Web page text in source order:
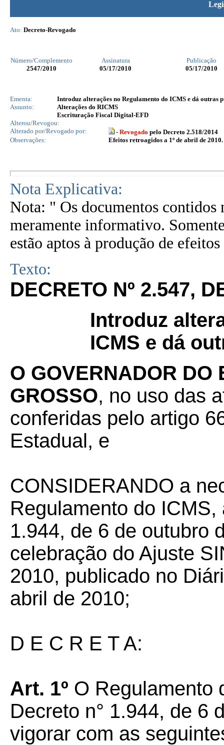
Ato: Decreto-Revogado
Número/Complemento Assinatura
Publicação
2547/2010 05/17/2010 05/17/2010
Ementa:
Introduz alterações no Regulamento do ICMS e dá outras
Assunto:
Alterações do RICMS
Escrituração Fiscal Digital-EFD
Alterou/Revogou:
Alterado por/Revogado por:
- Revogado pelo Decreto 2.518/2014
Observações:
Efeitos retroagidos a 1º de abril de 2010.
Nota Explicativa:
Nota: " Os documentos contidos
meramente informativo.
estão aptos à produção de
Texto:
DECRETO Nº 2.547,
Introduz
ICMS e dá
O GOVERNADOR DO
GROSSO, no uso das
conferidas pelo artigo
Estadual, e
CONSIDERANDO a
Regulamento do
1.944, de 6 de outubro
celebração do Ajuste
2010, publicado no
abril de 2010;
D E C R E T A:
Art. 1º O Regulamento
Decreto n° 1.944, de 6
vigorar com as